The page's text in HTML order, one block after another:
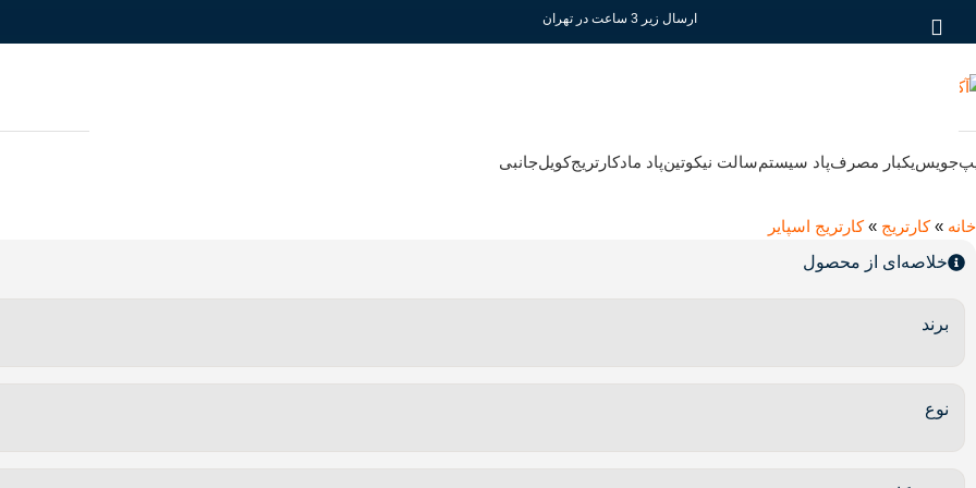
ارسال زیر 3 ساعت در تهران
جویسیکبار مصرفپاد سیستمسالت نیکوتینپاد مادکارتریجکویلجانبی
خانه »کارتریج »کارتریج اسپایر
خلاصه‌ای از محصول
برند
نوع